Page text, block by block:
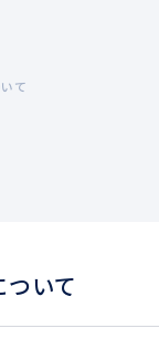
て
いて